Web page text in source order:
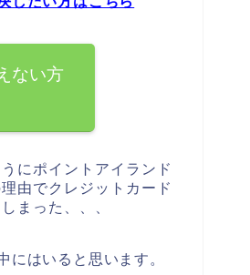
ない方
にポイントアイランド
由でクレジットカード
まった、、、
にはいると思います。